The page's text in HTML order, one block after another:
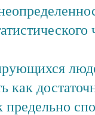
как
предельно